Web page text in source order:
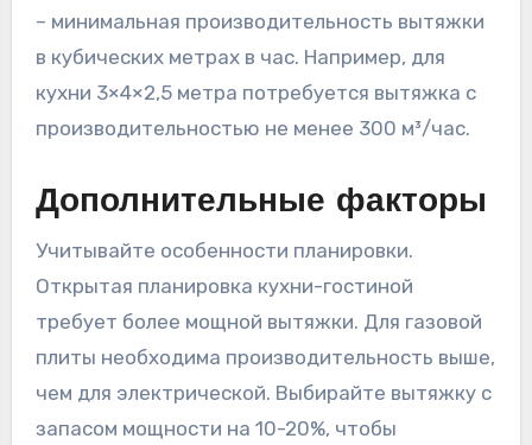
– минимальная производительность вытяжки
в кубических метрах в час. Например, для
кухни 3×4×2,5 метра потребуется вытяжка с
производительностью не менее 300 м³/час.
Дополнительные факторы
Учитывайте особенности планировки.
Открытая планировка кухни-гостиной
требует более мощной вытяжки. Для газовой
плиты необходима производительность выше,
чем для электрической. Выбирайте вытяжку с
запасом мощности на 10-20%, чтобы